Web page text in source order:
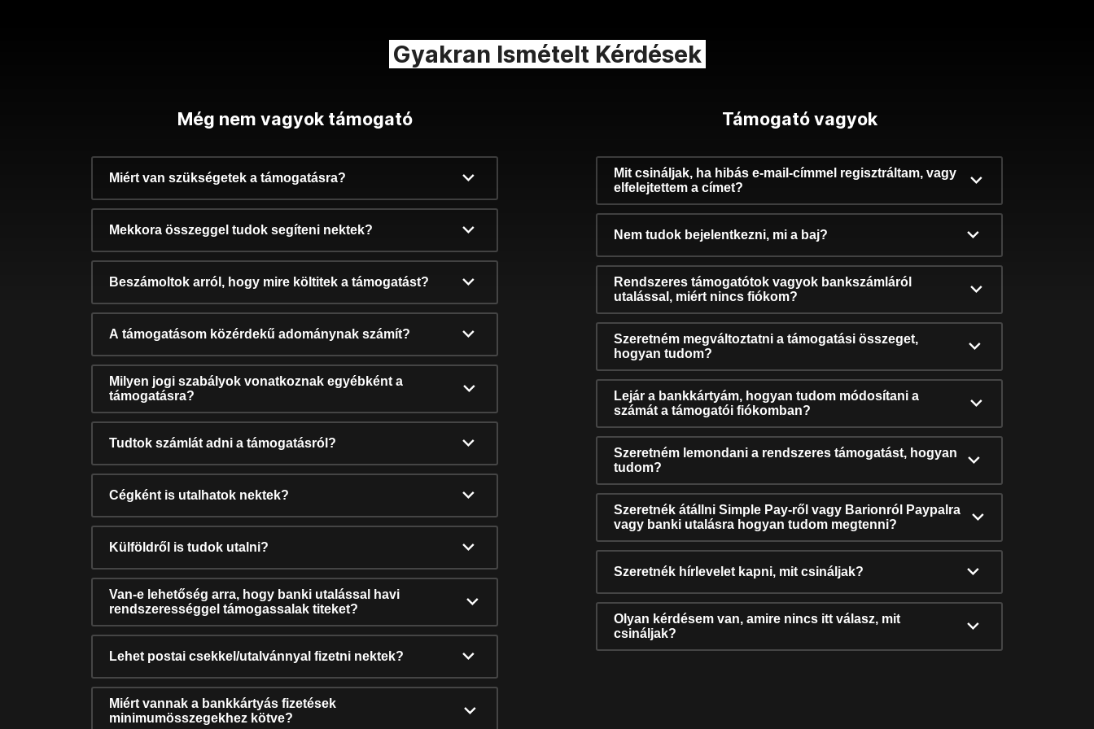
Gyakran Ismételt Kérdések
Még nem vagyok támogató
Miért van szükségetek a támogatásra?
Mekkora összeggel tudok segíteni nektek?
Beszámoltok arról, hogy mire költitek a támogatást?
A támogatásom közérdekű adománynak számít?
Milyen jogi szabályok vonatkoznak egyébként a
támogatásra?
Tudtok számlát adni a támogatásról?
Cégként is utalhatok nektek?
Külföldről is tudok utalni?
Van-e lehetőség arra, hogy banki utalással havi
rendszerességgel támogassalak titeket?
Lehet postai csekkel/utalvánnyal fizetni nektek?
Miért vannak a bankkártyás fizetések
minimumösszegekhez kötve?
Támogató vagyok
Mit csináljak, ha hibás e-mail-címmel regisztráltam, vagy
elfelejtettem a címet?
Nem tudok bejelentkezni, mi a baj?
Rendszeres támogatótok vagyok bankszámláról
utalással, miért nincs fiókom?
Szeretném megváltoztatni a támogatási összeget,
hogyan tudom?
Lejár a bankkártyám, hogyan tudom módosítani a
számát a támogatói fiókomban?
Szeretném lemondani a rendszeres támogatást, hogyan
tudom?
Szeretnék átállni Simple Pay-ről vagy Barionról Paypalra
vagy banki utalásra hogyan tudom megtenni?
Szeretnék hírlevelet kapni, mit csináljak?
Olyan kérdésem van, amire nincs itt válasz, mit
csináljak?